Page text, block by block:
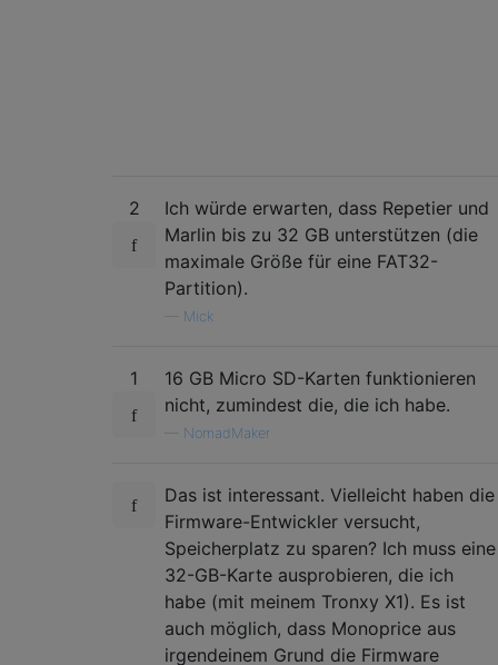
2
Ich würde erwarten, dass Repetier und
Marlin bis zu 32 GB unterstützen (die
maximale Größe für eine FAT32-
Partition).
Mick
1
16 GB Micro SD-Karten funktionieren
nicht, zumindest die, die ich habe.
NomadMaker
Das ist interessant. Vielleicht haben die
Firmware-Entwickler versucht,
Speicherplatz zu sparen? Ich muss eine
32-GB-Karte ausprobieren, die ich
habe (mit meinem Tronxy X1). Es ist
auch möglich, dass Monoprice aus
irgendeinem Grund die Firmware